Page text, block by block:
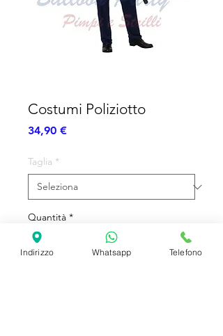
Costumi Poliziotto
34,90 €Prezzo
Taglia *
Quantità *
Indirizzo Whatsapp Telefono